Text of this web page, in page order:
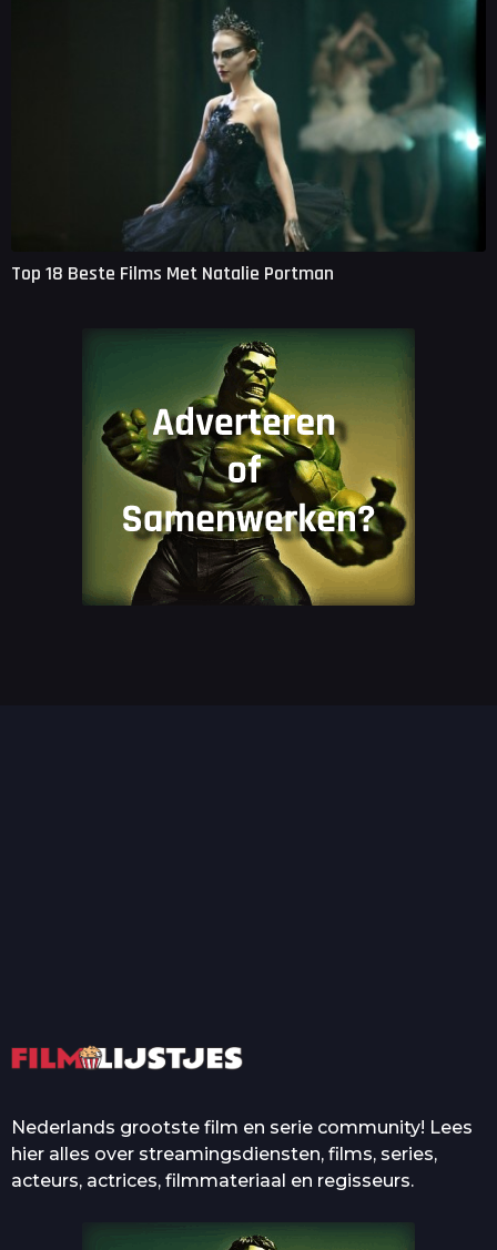
Top 18 Beste Films Met Natalie Portman
Nederlands grootste film en serie community! Lees
hier alles over streamingsdiensten, films, series,
acteurs, actrices, filmmateriaal en regisseurs.